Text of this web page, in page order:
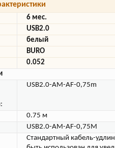
6 мес.
USB2.0
белый
BURO
0.052
USB2.0-AM-AF-0,75m
0.75 м
USB2.0-AM-AF-0,75M
Стандартный кабель-